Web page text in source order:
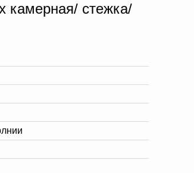
камерная/ стежка/